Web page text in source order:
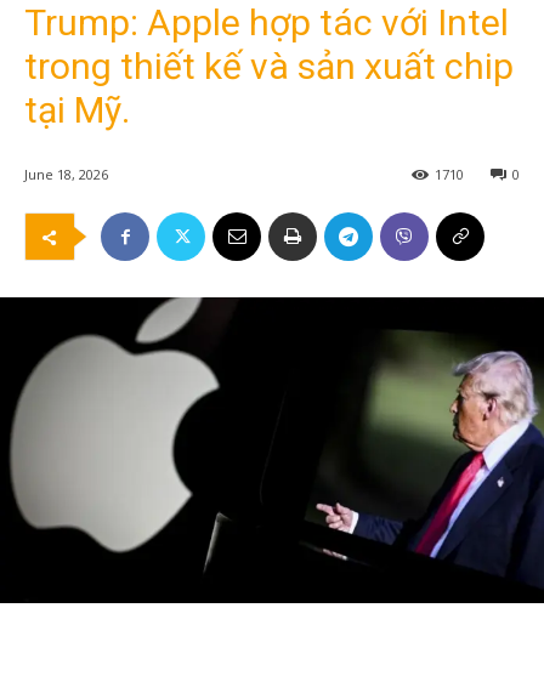
Trump: Apple hợp tác với Intel
trong thiết kế và sản xuất chip
tại Mỹ.
June 18, 2026 0
1710